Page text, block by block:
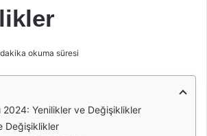
okuma süresi
2024: Yenilikler ve Değişiklikler
Değişiklikler